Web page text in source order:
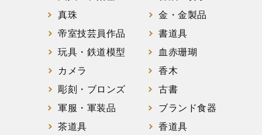
真珠
金・金製品
帝室技芸員作品
書道具
玩具・鉄道模型
血赤珊瑚
カメラ
香木
彫刻・ブロンズ
古書
軍服・軍装品
ブランド食器
茶道具
香道具